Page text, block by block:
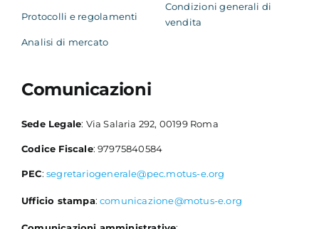
Protocolli e regolamenti
Analisi di mercato
Condizioni generali di
vendita
Comunicazioni
Sede Legale: Via Salaria 292, 00199 Roma
Codice Fiscale: 97975840584
PEC: segretariogenerale@pec.motus-e.org
Ufficio stampa:comunicazione@motus-e.org